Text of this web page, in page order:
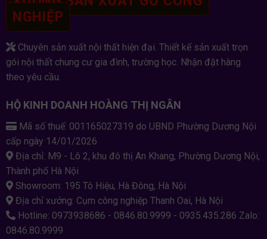
NGHIỆP
Chuyên sản xuất nội thất hiện đại. Thiết kế sản xuất trọn
gói nội thất chung cư gia đình, trường học. Nhận đặt hàng
theo yêu cầu.
HỘ KINH DOANH HOÀNG THỊ NGÂN
Mã số thuế: 001165027319 do UBND Phường Dương Nội
cấp ngày 14/01/2026
Địa chỉ: M9 - Lô 2, khu đô thị An Khang, Phường Dương Nội,
Thành phố Hà Nội
Showroom: 195 Tô Hiệu, Hà Đông, Hà Nội
Địa chỉ xưởng: Cụm công nghiệp Thanh Oai, Hà Nội
Hotline: 0973938686 - 0846.80.9999 - 0935.435.286 Zalo:
0846.80.9999